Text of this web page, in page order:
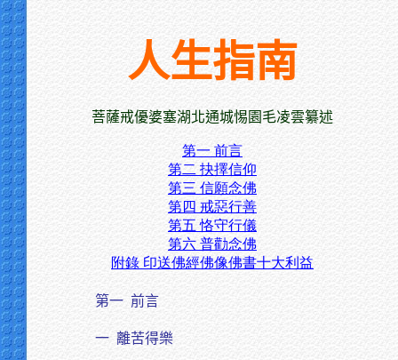
人生指南
菩薩戒優婆塞湖北通城惕園毛凌雲纂述
第一 前言
第二 抉擇信仰
第三 信願念佛
第四 戒惡行善
第五 恪守行儀
第六 普勸念佛
附錄 印送佛經佛像佛書十大利益
第一 前言
一 離苦得樂